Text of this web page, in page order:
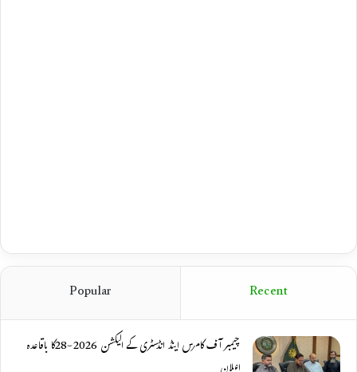
Recent
Popular
چیمبر آف کامرس اینڈ انڈسٹری کے الیکشن 2026-28کا باقاعدہ